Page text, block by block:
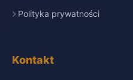
Polityka prywatności
Kontakt